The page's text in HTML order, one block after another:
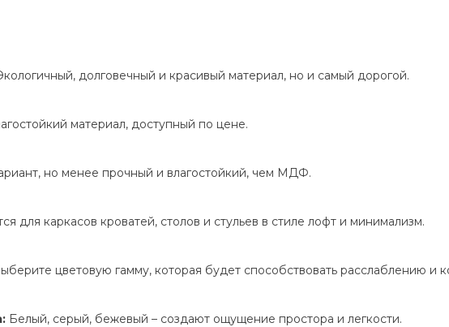
долговечный и красивый материал, но и самый дорогой.
материал, доступный по цене.
но менее прочный и влагостойкий, чем МДФ.
для каркасов кроватей, столов и стульев в стиле лофт и минимализм.
цветовую гамму, которая будет способствовать расслаблению и
Белый, серый, бежевый – создают ощущение простора и легкости.